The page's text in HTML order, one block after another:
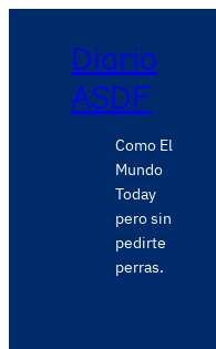
Diario
ASDF
Como El
Mundo
Today
pero sin
pedirte
perras.